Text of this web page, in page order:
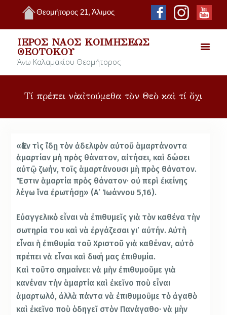
Θεομήτορος 21, Άλιμος
ΙΕΡΌΣ ΝΑΌΣ ΚΟΙΜΉΣΕΩΣ
ΘΕΟΤΌΚΟΥ
Άνω Καλαμακίου Θεομήτορος
Τί πρέπει νὰ αἰτούμεθα τὸν Θεὸ καὶ τί ὄχι
«Ἐὰν τὶς ἴδῃ τὸν ἀδελφὸν αὐτοῦ ἁμαρτάνοντα
ἁμαρτίαν μὴ πρὸς θάνατον, αἰτήσει, καὶ δώσει
αὐτῷ ζωήν, τοῖς ἁμαρτάνουσι μὴ πρὸς θάνατον.
Ἔστιν ἁμαρτία πρὸς θάνατον· οὐ περὶ ἐκείνης
λέγω ἵνα ἐρωτήσῃ» (Α’ Ἰωάννου 5,16).
Εὐαγγελικὸ εἶναι νὰ ἐπιθυμεῖς γιὰ τὸν καθένα τὴν
σωτηρία του καὶ νὰ ἐργάζεσαι γι’ αὐτήν. Αὐτὴ
εἶναι ἡ ἐπιθυμία τοῦ Χριστοῦ γιὰ καθέναν, αὐτὸ
πρέπει νὰ εἶναι καὶ δική μας ἐπιθυμία.
Καὶ τοῦτο σημαίνει: νὰ μὴν ἐπιθυμοῦμε γιὰ
κανέναν τὴν ἁμαρτία καὶ ἐκεῖνο ποὺ εἶναι
ἁμαρτωλό, ἀλλὰ πάντα νὰ ἐπιθυμοῦμε τὸ ἀγαθὸ
καὶ ἐκεῖνο ποὺ ὁδηγεῖ στὸν Πανάγαθο· νὰ μὴν